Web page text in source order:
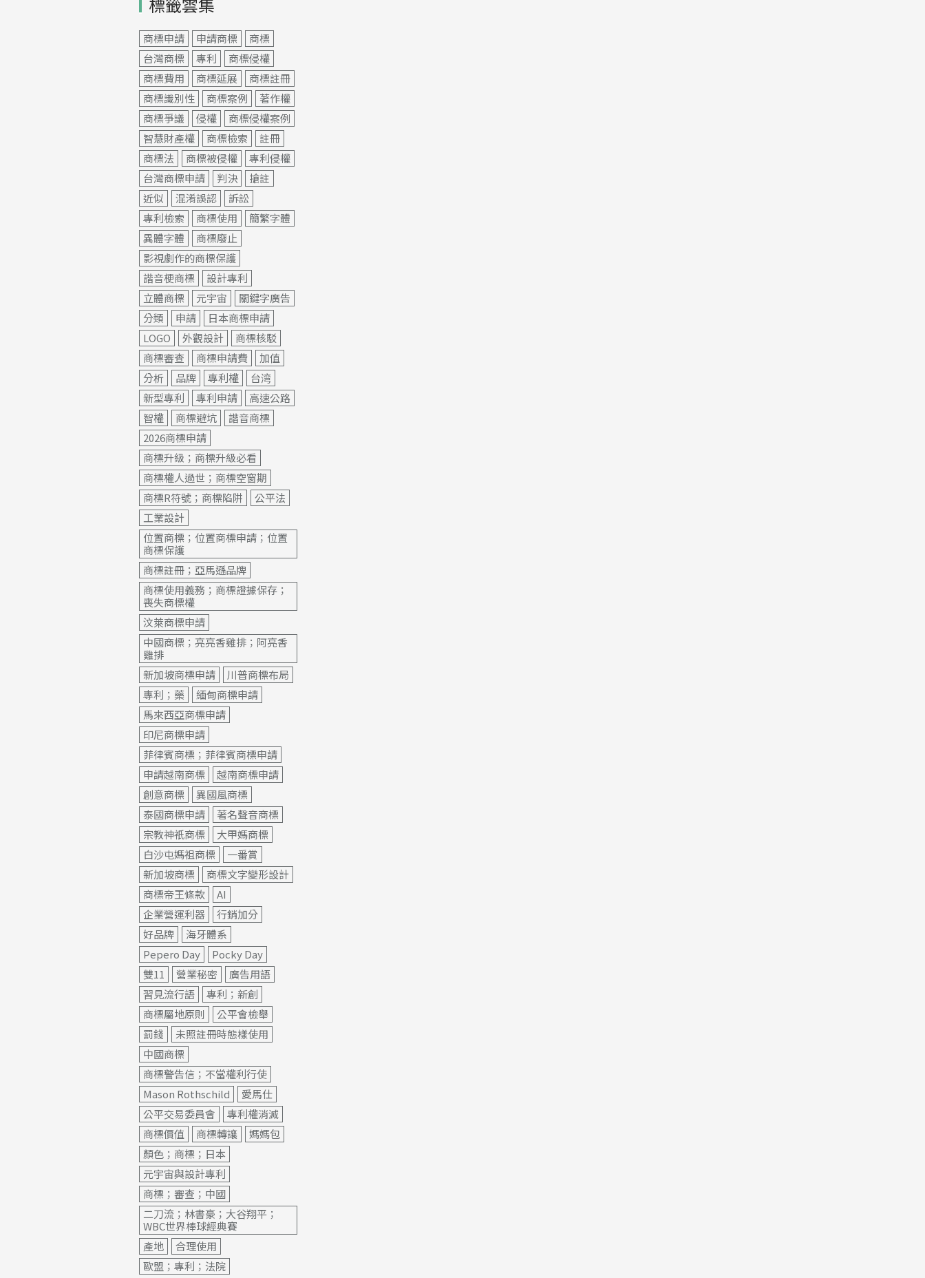
商標申請 申請商標
商標
台灣商標
專利
商標侵權
商標費用
商標延展
商標註冊
商標識別性
商標案例
著作權
商標爭議
侵權
商標侵權案例
智慧財產權
商標檢索
註冊
商標法
商標被侵權
專利侵權
台灣商標申請
判決
搶註
近似
混淆誤認
訴訟
專利檢索
商標使用
簡繁字體
異體字體
商標廢止
影視劇作的商標保護
諧音梗商標
設計專利
立體商標
元宇宙
關鍵字廣告
分類
申請
日本商標申請
LOGO
外觀設計
商標核駁
商標審查
商標申請費
加值
分析
品牌 專利權
台湾
新型專利
專利申請
高速公路
智權
商標避坑
諧音商標
2026商標申請
商標升級；商標升級必看
商標權人過世；商標空窗期
商標R符號；商標陷阱
公平法
工業設計
位置商標；位置商標申請；位置
商標保護
商標註冊；亞馬遜品牌
商標使用義務；商標證據保存；
喪失商標權
汶萊商標申請
中國商標；亮亮香雞排；阿亮香
雞排
新加坡商標申請
川普商標布局
專利；藥
緬甸商標申請
馬來西亞商標申請
印尼商標申請
菲律賓商標；菲律賓商標申請
申請越南商標
越南商標申請
創意商標
異國風商標
泰國商標申請
著名聲音商標
宗教神祇商標
大甲媽商標
白沙屯媽祖商標
一番賞
新加坡商標
商標文字變形設計
商標帝王條款
AI
企業營運利器
行銷加分
好品牌
海牙體系
Pepero Day
Pocky Day
雙11
營業秘密
廣告用語
習見流行語
專利；新創
商標屬地原則
公平會檢舉
罰錢
未照註冊時態樣使用
中國商標
商標警告信；不當權利行使
Mason Rothschild
愛馬仕
公平交易委員會
專利權消滅
商標價值
商標轉讓
媽媽包
顏色；商標；日本
元宇宙與設計專利
商標；審查；中國
二刀流；林書豪；大谷翔平；
WBC世界棒球經典賽
產地
合理使用
歐盟；專利；法院